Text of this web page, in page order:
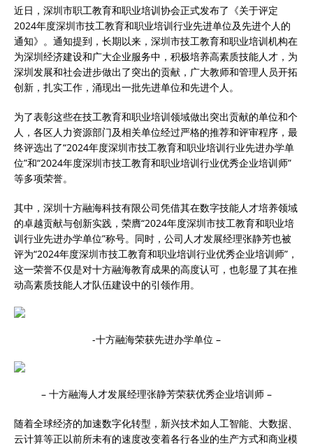
近日，深圳市职工教育和职业培训协会正式发布了《关于评定
2024年度深圳市技工教育和职业培训行业先进单位及先进个人的
通知》。通知提到，长期以来，深圳市技工教育和职业培训机构在
为深圳经济建设和广大企业服务中，积极培养高素质技能人才，为
深圳发展和社会进步做出了突出的贡献，广大教师和管理人员开拓
创新，扎实工作，涌现出一批先进单位和先进个人。
为了表彰这些在技工教育和职业培训领域做出突出贡献的单位和个
人，各区人力资源部门及相关单位经过严格的推荐和评审程序，最
终评选出了“2024年度深圳市技工教育和职业培训行业先进办学单
位”和“2024年度深圳市技工教育和职业培训行业优秀企业培训师”
等多项荣誉。
其中，深圳十方融海科技有限公司凭借其在数字技能人才培养领域
的卓越贡献与创新实践，荣膺“2024年度深圳市技工教育和职业培
训行业先进办学单位”称号。同时，公司人才发展经理张静芳也被
评为“2024年度深圳市技工教育和职业培训行业优秀企业培训师”，
这一荣誉不仅是对十方融海教育成果的高度认可，也彰显了其在推
动高素质技能人才队伍建设中的引领作用。
-十方融海荣获先进办学单位 –
– 十方融海人才发展经理张静芳荣获优秀企业培训师 –
随着全球经济的加速数字化转型，新兴技术如人工智能、大数据、
云计算等正以前所未有的速度改变着各行各业的生产方式和商业模